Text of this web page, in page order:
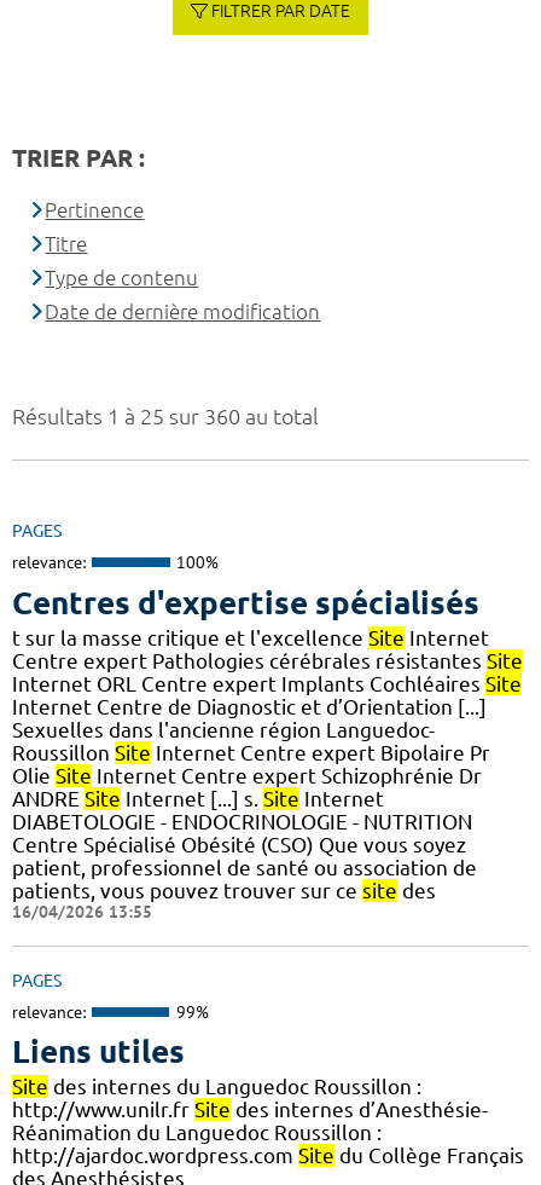
Résultats 1 à 25 sur 360 au total
PAGES
relevance: 100%
Centres d'expertise spécialisés
t sur la masse critique et l'excellence Site Internet
Centre expert Pathologies cérébrales résistantes Site
Internet ORL Centre expert Implants Cochléaires Site
Internet Centre de Diagnostic et d’Orientation [...]
Sexuelles dans l'ancienne région Languedoc-
Roussillon Site Internet Centre expert Bipolaire Pr
Olie Site Internet Centre expert Schizophrénie Dr
ANDRE Site Internet [...] s. Site Internet
DIABETOLOGIE - ENDOCRINOLOGIE - NUTRITION
Centre Spécialisé Obésité (CSO) Que vous soyez
patient, professionnel de santé ou association de
patients, vous pouvez trouver sur ce site des
16/04/2026 13:55
PAGES
relevance: 99%
Liens utiles
Site des internes du Languedoc Roussillon :
http://www.unilr.fr Site des internes d’Anesthésie-
Réanimation du Languedoc Roussillon :
http://ajardoc.wordpress.com Site du Collège Français
des Anesthésistes
FILTRER PAR DATE
TRIER PAR :
Pertinence
Titre
Type de contenu
Date de dernière modification